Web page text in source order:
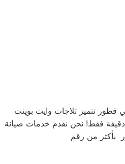
قطور تتميز ثلاجات وايت بوينت
بتشكيلة متنوعة من الأحجام، حيث تتوفر الصغيرة ذات السعة الكبيرة ذات السعة الأكبر لتلبية جميع احتياجات المستخدم . يمكنك تجميد أي شيء في الفريزر خلال 15 دقيقة فقط! نحن نقدم خدمات صيانة
بأكثر من رقم